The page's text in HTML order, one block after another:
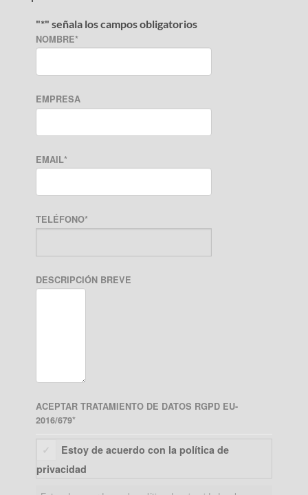
"*" señala los campos obligatorios
NOMBRE*
EMPRESA
EMAIL*
TELÉFONO*
DESCRIPCIÓN BREVE
ACEPTAR TRATAMIENTO DE DATOS RGPD EU-
2016/679*
Estoy de acuerdo con la política de
privacidad